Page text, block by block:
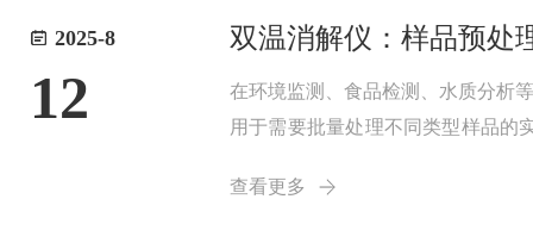
2025-8
12
双温消解仪：样品预处
在环境监测、食品检测、水质分析
用于需要批量处理不同类型样品的
时完成...
查看更多